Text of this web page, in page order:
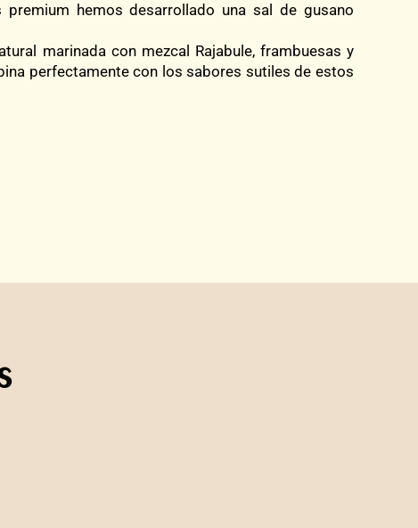
premium hemos desarrollado una sal de gusano
marinada con mezcal Rajabule, frambuesas y
perfectamente con los sabores sutiles de estos